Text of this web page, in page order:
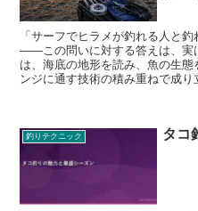
「サーフでヒラメが釣れる人と
——この問いに対する答えは、実
は、海底の地形を読み、魚の生
ンジに通す技術の積み重ねで成
釣りテクニック タコ